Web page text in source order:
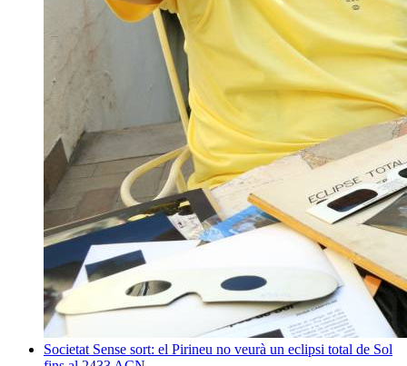
Societat Sense sort: el Pirineu no veurà un eclipsi total de Sol